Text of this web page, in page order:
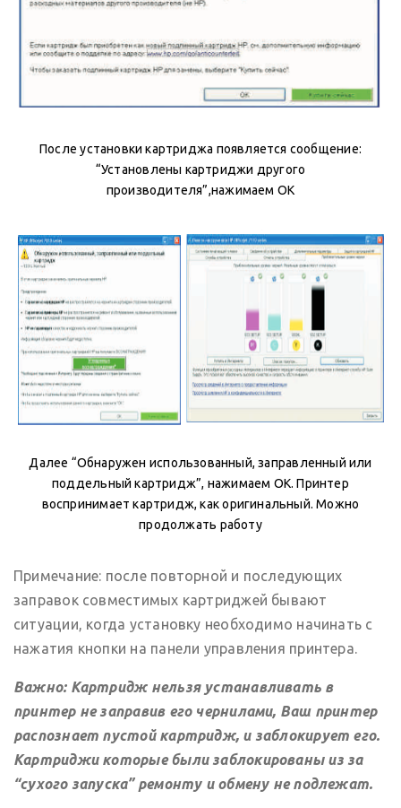
После установки картриджа появляется сообщение:
“Установлены картриджи другого
производителя”,нажимаем ОК
Далее “Обнаружен использованный, заправленный или
поддельный картридж”, нажимаем ОК. Принтер
воспринимает картридж, как оригинальный. Можно
продолжать работу
Примечание: после повторной и последующих
заправок совместимых картриджей бывают
ситуации, когда установку необходимо начинать с
нажатия кнопки на панели управления принтера.
Важно: Картридж нельзя устанавливать в
принтер не заправив его чернилами, Ваш принтер
распознает пустой картридж, и заблокирует его.
Картриджи которые были заблокированы из за
“сухого запуска” ремонту и обмену не подлежат.